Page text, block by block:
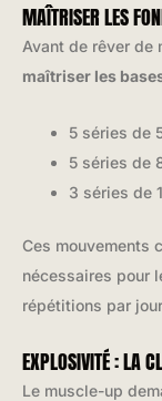
MAÎTRISER LES
Avant de rêver
maîtriser les
5 séries de
5 séries de
3 séries de
Ces mouvements
nécessaires pour
répétitions par
EXPLOSIVITÉ : LA
Le muscle-up